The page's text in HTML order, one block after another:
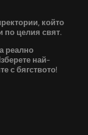
който
по целия свят.
реално
най-
с бягството!